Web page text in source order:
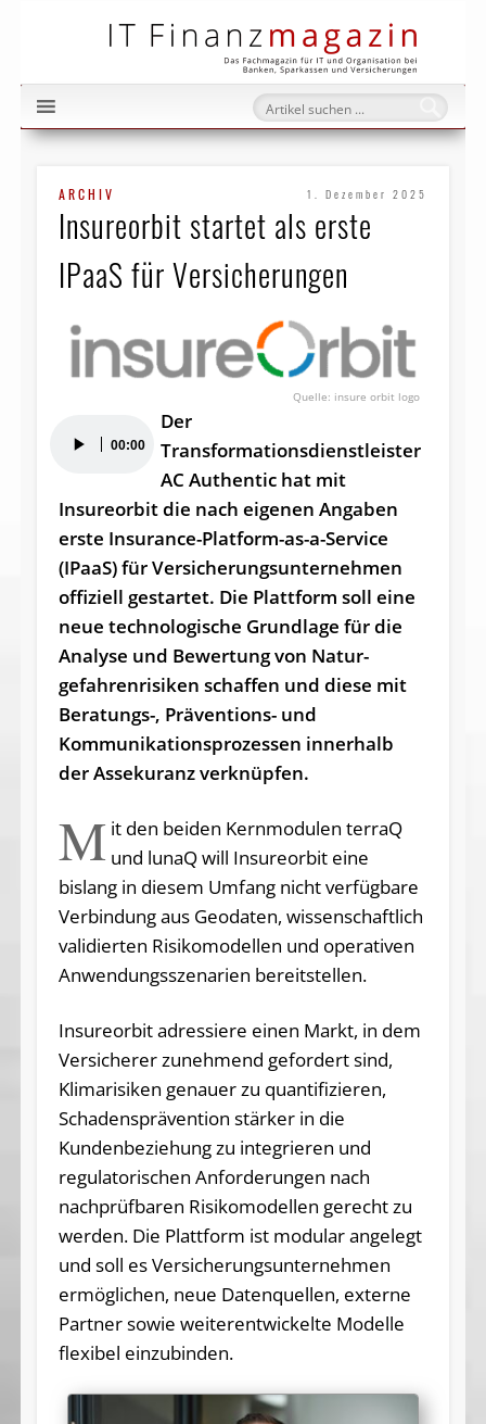
ARCHIV 1. Dezember 2025
Insureorbit startet als erste
IPaaS für Versicherungen
insure orbit logo
Player 00:00
Der
Transformationsdienstleister
AC Authentic hat mit
Insureorbit die nach eigenen Angaben
erste Insurance-Platform-as-a-Service
(IPaaS) für Versicherungs­unternehmen
offiziell gestartet. Die Plattform soll eine
neue technologische Grundlage für die
Analyse und Bewertung von Natur­
gefahren­risiken schaffen und diese mit
Beratungs-, Präventions- und
Kommunikationsprozessen innerhalb
der Assekuranz verknüpfen.
M it den beiden Kernmodulen terraQ
und lunaQ will Insureorbit eine
bislang in diesem Umfang nicht verfügbare
Verbindung aus Geodaten, wissenschaftlich
validierten Risikomodellen und operativen
Anwendungsszenarien bereitstellen.
Insureorbit adressiere einen Markt, in dem
Versicherer zunehmend gefordert sind,
Klimarisiken genauer zu quantifizieren,
Schadensprävention stärker in die
Kundenbeziehung zu integrieren und
regulatorischen Anforderungen nach
nachprüfbaren Risikomodellen gerecht zu
werden. Die Plattform ist modular angelegt
und soll es Versicherungsunternehmen
ermöglichen, neue Datenquellen, externe
Partner sowie weiterentwickelte Modelle
flexibel einzubinden.